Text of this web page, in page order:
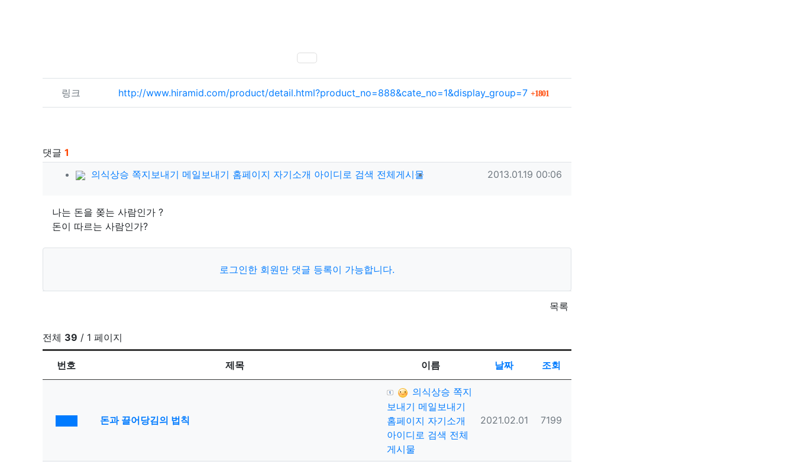
SNS 공유
관련자료
링크 http://www.hiramid.com/product/detail.html?product_no=888&cate_no=1&display_group=7 1801
댓글 1
의식상승님의 댓글
의식상승 쪽지보내기 메일보내기 홈페이지 자기소개 아이디로 검색 전체게시물 작성일
2013.01.19 00:06
나는 돈을 쫒는 사람인가 ?
돈이 따르는 사람인가?
로그인한 회원만 댓글 등록이 가능합니다.
목록
전체 39 / 1 페이지
번호
제목 이름 날짜 조회
공지사항돈과 끌어당김의 법칙
등록자의식상승 쪽지
보내기 메일보내기
홈페이지 자기소개
아이디로 검색 전체
게시물
등록일
2021.02.01 조회
7199